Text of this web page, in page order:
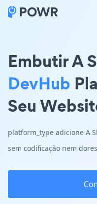
Embutir A
DevHub
Seu
platform_type adicione A
sem codificação nem